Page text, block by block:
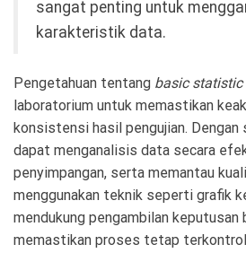
sangat penting untuk
karakteristik data.
Pengetahuan tentang basic statistic
laboratorium untuk memastikan
konsistensi hasil pengujian.
dapat menganalisis data secara
penyimpangan, serta memantau
menggunakan teknik seperti grafik
mendukung pengambilan keputusan
memastikan proses tetap